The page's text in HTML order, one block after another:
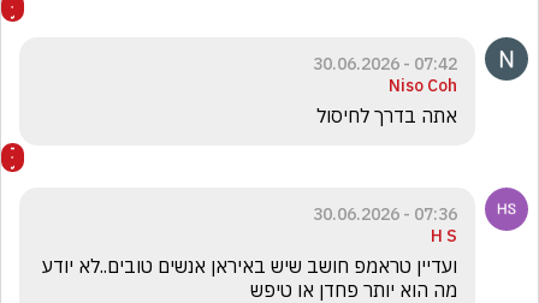
07:42 - 30.06.2026
Niso Coh
אתה בדרך לחיסול
07:36 - 30.06.2026
H S
מה הוא יותר פחדן או טיפש